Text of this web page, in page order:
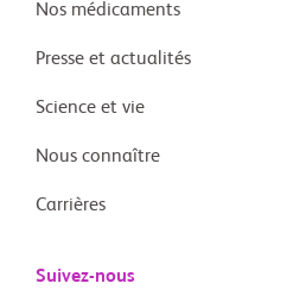
Nos médicaments
Presse et actualités
Science et vie
Nous connaître
Carrières
Suivez-nous